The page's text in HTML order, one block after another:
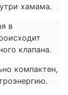
хамама.
в
клапана.
компактен,